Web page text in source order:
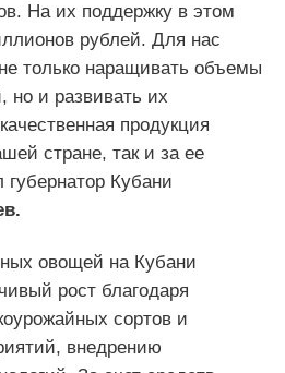
На их поддержку в этом
рублей. Для нас
только наращивать объемы
но и развивать их
продукция
стране, так и за ее
Кубани
овощей на Кубани
рост благодаря
сортов и
внедрению